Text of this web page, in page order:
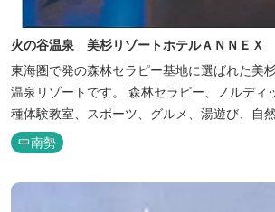
火の谷温泉 美杉リゾートホテルＡＮＮＥＸ
東海圏で発の森林セラピー基地に選ばれた美
温泉リゾートです。 森林セラピー、ノルディ
種体験教室、スポーツ、グルメ、湯遊び、自
いきり遊んだ後は温泉でゆったり、のんびり
ングに豪華会席料理。バイキングでは、毎日
中南勢